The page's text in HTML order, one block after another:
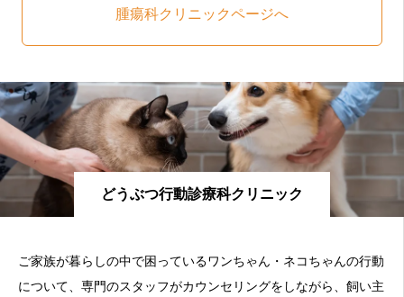
腫瘍科クリニックページへ
どうぶつ行動診療科クリニック
ご家族が暮らしの中で困っているワンちゃん・ネコちゃんの行動
について、専門のスタッフがカウンセリングをしながら、飼い主